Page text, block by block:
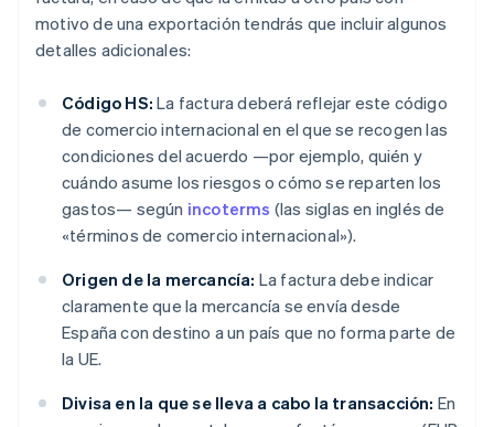
motivo de una exportación tendrás que incluir algunos
detalles adicionales:
Código HS: La factura deberá reflejar este código
de comercio internacional en el que se recogen las
condiciones del acuerdo —por ejemplo, quién y
cuándo asume los riesgos o cómo se reparten los
gastos— según incoterms (las siglas en inglés de
«términos de comercio internacional»).
Origen de la mercancía: La factura debe indicar
claramente que la mercancía se envía desde
España con destino a un país que no forma parte de
la UE.
Divisa en la que se lleva a cabo la transacción: En